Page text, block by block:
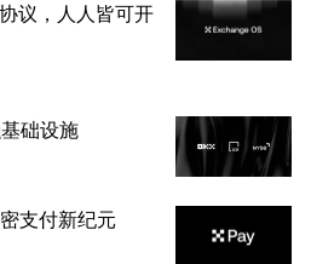
摘录必须引用文章名称并包含
者姓名 (如适用)]，© 2025
智能（AI）工具生成或辅助生
议，人人皆可开
础设施
支付新纪元